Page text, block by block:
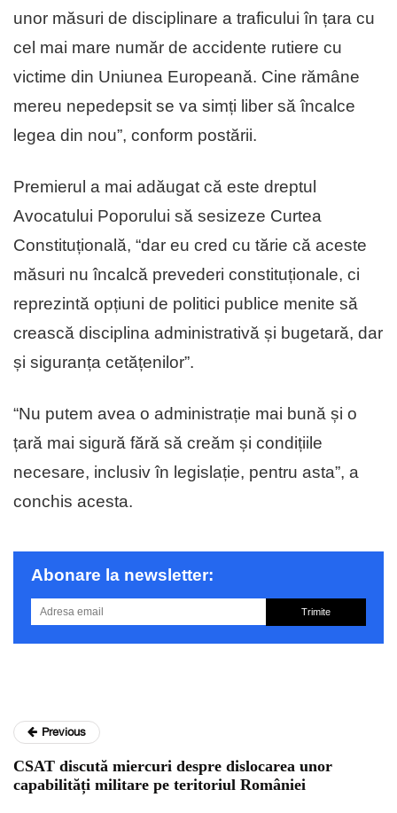
unor măsuri de disciplinare a traficului în țara cu
cel mai mare număr de accidente rutiere cu
victime din Uniunea Europeană. Cine rămâne
mereu nepedepsit se va simți liber să încalce
legea din nou”, conform postării.
Premierul a mai adăugat că este dreptul
Avocatului Poporului să sesizeze Curtea
Constituțională, “dar eu cred cu tărie că aceste
măsuri nu încalcă prevederi constituționale, ci
reprezintă opțiuni de politici publice menite să
crească disciplina administrativă și bugetară, dar
și siguranța cetățenilor”.
“Nu putem avea o administrație mai bună și o
țară mai sigură fără să creăm și condițiile
necesare, inclusiv în legislație, pentru asta”, a
conchis acesta.
Abonare la newsletter:
Trimite
Previous
CSAT discută miercuri despre dislocarea unor
capabilități militare pe teritoriul României